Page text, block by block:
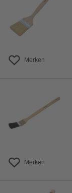
Merken
Merken